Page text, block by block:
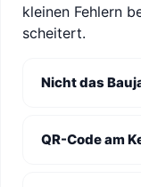
kleinen Fehlern
scheitert.
Nicht das
QR-Code am